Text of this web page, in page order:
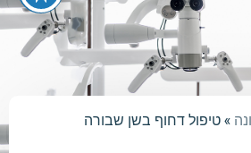
»טיפול דחוף בשן שבורה